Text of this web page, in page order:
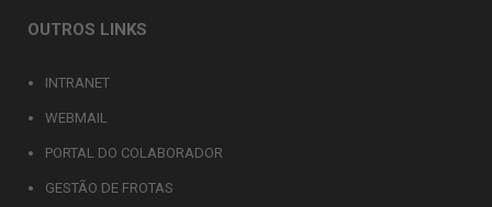
OUTROS LINKS
INTRANET
WEBMAIL
PORTAL DO COLABORADOR
GESTÃO DE FROTAS